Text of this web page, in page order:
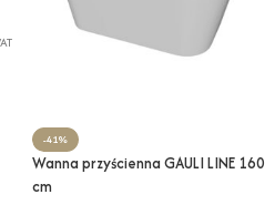
-41%
Wanna przyścienna GAULI LINE 160
cm